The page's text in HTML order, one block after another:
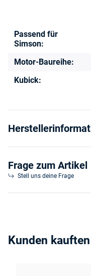
Produkteigenschaft
Wert
Passend für
Simson:
Motor-Baureihe:
Kubick:
Frage zum Artikel
Stell uns deine Frage
Kunden